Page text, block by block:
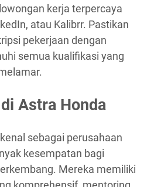
kerja terpercaya
atau Kalibrr. Pastikan
pekerjaan dengan
semua kualifikasi yang
Astra Honda
sebagai perusahaan
kesempatan bagi
Mereka memiliki